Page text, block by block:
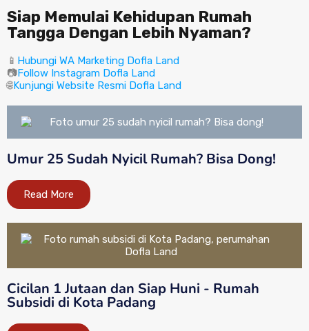
Siap Memulai Kehidupan Rumah
Tangga Dengan Lebih Nyaman?
📱 Hubungi WA Marketing Dofla Land
📷Follow Instagram Dofla Land
🌐Kunjungi Website Resmi Dofla Land
Umur 25 Sudah Nyicil Rumah? Bisa Dong!
Read More
Cicilan 1 Jutaan dan Siap Huni - Rumah
Subsidi di Kota Padang